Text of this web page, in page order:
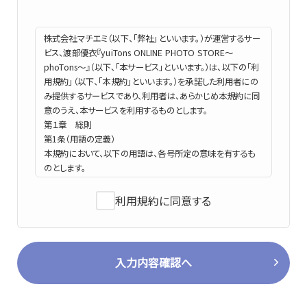
株式会社マチエミ（以下、「弊社」といいます。）が運営するサー
ビス、渡部優衣『yuiTons ONLINE PHOTO STORE～
phoTons～』（以下、「本サービス」といいます。）は、以下の「利
用規約」（以下、「本規約」といいます。）を承諾した利用者にの
み提供するサービスであり、利用者は、あらかじめ本規約に同
意のうえ、本サービスを利用するものとします。
第１章 総則
第1条（用語の定義）
本規約において、以下の用語は、各号所定の意味を有するも
のとします。
以下のURLのウェブサイトをいいます。（PCサイトの他、スマー
トフォン用のサイトを含みます。）
https://photo.yuiwatanabe.com/
弊社が販売する写真のプリント、デジタル画像のダウンロード
等の商品の総称を意味するものとします。
利用規約に同意する
入力内容確認へ